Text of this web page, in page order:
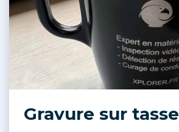
Gravure sur tasse